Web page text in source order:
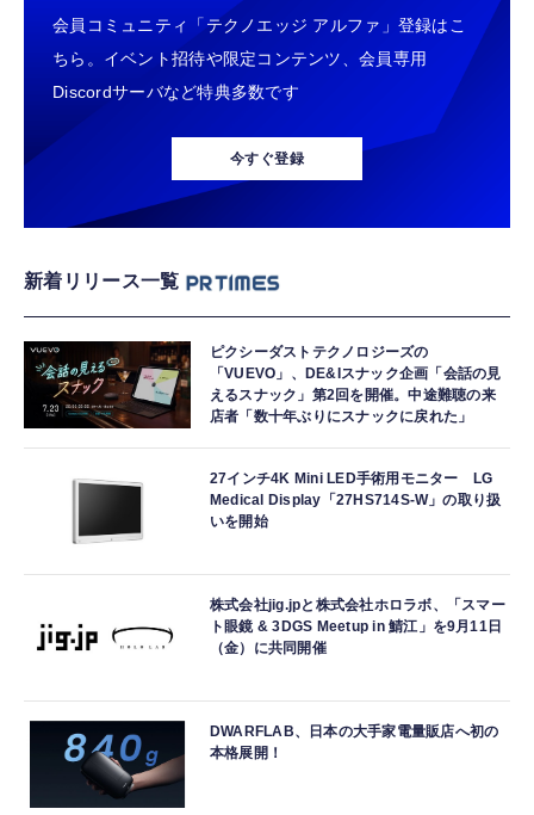
会員コミュニティ「テクノエッジ アルファ」登録はこ
ちら。イベント招待や限定コンテンツ、会員専用
Discordサーバなど特典多数です
今すぐ登録
新着リリース一覧
ピクシーダストテクノロジーズの
「VUEVO」、DE&Iスナック企画「会話の見
えるスナック」第2回を開催。中途難聴の来
店者「数十年ぶりにスナックに戻れた」
27インチ4K Mini LED手術用モニター LG
Medical Display「27HS714S-W」の取り扱
いを開始
株式会社jig.jpと株式会社ホロラボ、「スマー
ト眼鏡 & 3DGS Meetup in 鯖江」を9月11日
（金）に共同開催
DWARFLAB、日本の大手家電量販店へ初の
本格展開！